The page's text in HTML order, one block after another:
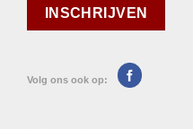
Volg ons ook op: